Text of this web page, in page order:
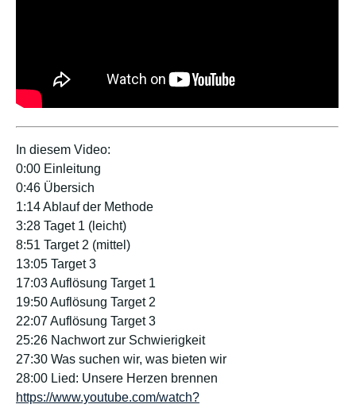
In diesem Video:
0:00 Einleitung
0:46 Übersich
1:14 Ablauf der Methode
3:28 Taget 1 (leicht)
8:51 Target 2 (mittel)
13:05 Target 3
17:03 Auflösung Target 1
19:50 Auflösung Target 2
22:07 Auflösung Target 3
25:26 Nachwort zur Schwierigkeit
27:30 Was suchen wir, was bieten wir
28:00 Lied: Unsere Herzen brennen
https://www.youtube.com/watch?